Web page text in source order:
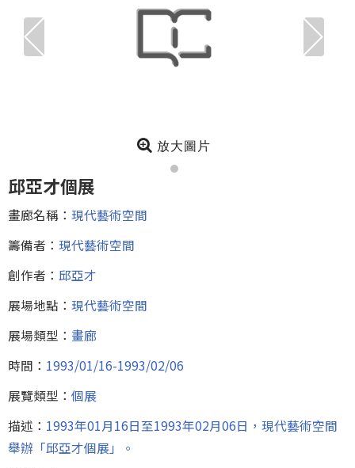
放大圖片
邱亞才個展
畫廊名稱： 現代藝術空間
籌備者： 現代藝術空間
創作者： 邱亞才
展場地點： 現代藝術空間
展場類型： 畫廊
時間： 1993/01/16-1993/02/06
展覽類型： 個展
描述： 1993年01月16日至1993年02月06日，現代藝術空間
舉辦「邱亞才個展」。